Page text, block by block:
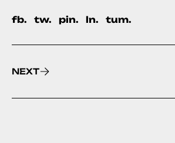
fb. tw. pin. ln. tum.
NEXT